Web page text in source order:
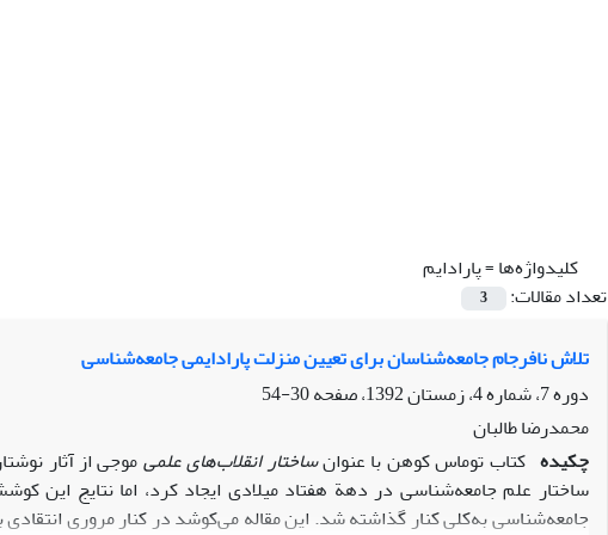
کلیدواژه‌ها =پارادایم
تعداد مقالات:
3
تلاش نافرجام جامعه‌شناسان برای تعیین منزلت پارادایمی جامعه‌شناسی
دوره 7، شماره 4، زمستان 1392، صفحه
30-54
محمدرضا طالبان
چکیده کتاب توماس کوهن با عنوانساختار انقلاب‌های علمیموجی از آثار
ساختار علم جامعه‌شناسی در دهة هفتاد میلادی ایجاد کرد، اما نتایج این
جامعه‌شناسی به‌کلی کنار گذاشته شد. این مقاله می‌کوشد در کنار مروری